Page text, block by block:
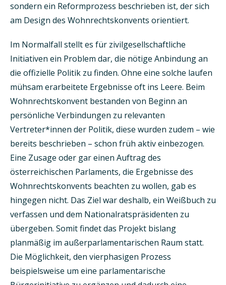
sondern ein Reformprozess beschrieben ist, der sich
am Design des Wohnrechtskonvents orientiert.
Im Normalfall stellt es für zivilgesellschaftliche
Initiativen ein Problem dar, die nötige Anbindung an
die offizielle Politik zu finden. Ohne eine solche laufen
mühsam erarbeitete Ergebnisse oft ins Leere. Beim
Wohnrechtskonvent bestanden von Beginn an
persönliche Verbindungen zu relevanten
Vertreter*innen der Politik, diese wurden zudem – wie
bereits beschrieben – schon früh aktiv einbezogen.
Eine Zusage oder gar einen Auftrag des
österreichischen Parlaments, die Ergebnisse des
Wohnrechtskonvents beachten zu wollen, gab es
hingegen nicht. Das Ziel war deshalb, ein Weißbuch zu
verfassen und dem Nationalratspräsidenten zu
übergeben. Somit findet das Projekt bislang
planmäßig im außerparlamentarischen Raum statt.
Die Möglichkeit, den vierphasigen Prozess
beispielsweise um eine parlamentarische